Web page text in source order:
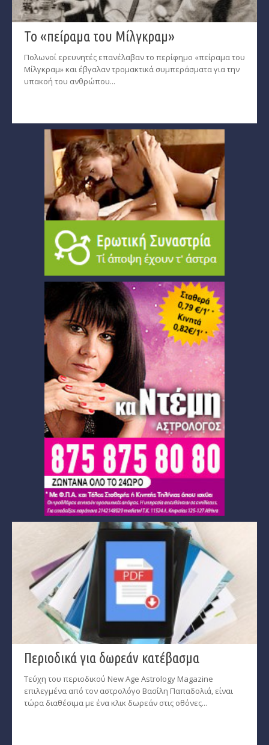
Το «πείραμα του Μίλγκραμ»
Πολωνοί ερευνητές επανέλαβαν το περίφημο «πείραμα του
Μίλγκραμ» και έβγαλαν τρομακτικά συμπεράσματα για την
υπακοή του ανθρώπου...
Περιοδικά για δωρεάν κατέβασμα
Τεύχη του περιοδικού New Age Astrology Magazine
επιλεγμένα από τον αστρολόγο Βασίλη Παπαδολιά, είναι
τώρα διαθέσιμα με ένα κλικ δωρεάν στις οθόνες...